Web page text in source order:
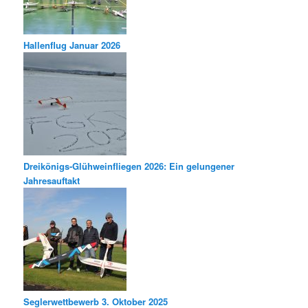
Hallenflug Januar 2026
Dreikönigs-Glühweinfliegen 2026: Ein gelungener
Jahresauftakt
Seglerwettbewerb 3. Oktober 2025